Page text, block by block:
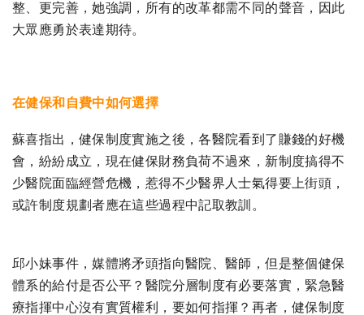
整、更完善，她強調，所有的改革都需不同的聲音，因此
大眾應勇於表達期待。
在健保和自費中如何選擇
蘇喜指出，健保制度實施之後，各醫院看到了賺錢的好機
會，紛紛成立，現在健保財務負荷不過來，新制度搞得不
少醫院面臨經營危機，惹得不少醫界人士氣得要上街頭，
或許制度規劃者應在這些過程中記取教訓。
邱小妹事件，媒體將矛頭指向醫院、醫師，但是整個健保
體系的給付是否公平？醫院分層制度有必要落實，緊急醫
療指揮中心沒有實質權利，要如何指揮？再者，健保制度